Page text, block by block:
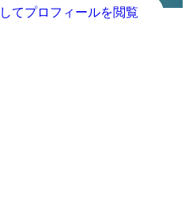
てプロフィールを閲覧